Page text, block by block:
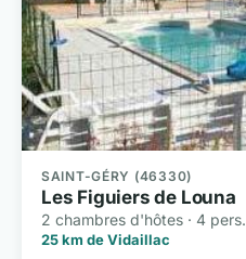
SAINT-GÉRY (46330)
Les Figuiers de Louna
2 chambres d'hôtes · 4 pers.
25 km de Vidaillac